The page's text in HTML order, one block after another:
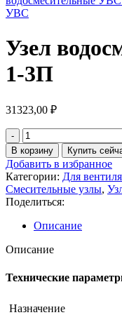
УВС
Узел
1-3П
31323,00 ₽
Количество
товара
Узел
водосмесительный
УВС
1-
3П
В корзину Купить
Добавить в избранное
Категории: Для
Смесительные узлы,
Поделиться:
Описание
Описание
Технические
Назначение